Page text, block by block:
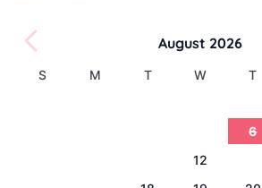
August 2026
S M T W T
6
12